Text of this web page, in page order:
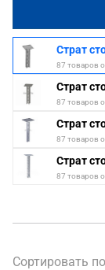
Страт
87 товаров
Страт
87 товаров
Страт
87 товаров
Страт
87 товаров
Сортировать